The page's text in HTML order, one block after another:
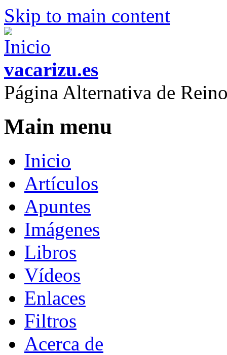
Skip to main content
vacarizu.es
Página Alternativa de
Main menu
Inicio
Artículos
Apuntes
Imágenes
Libros
Vídeos
Enlaces
Filtros
Acerca de